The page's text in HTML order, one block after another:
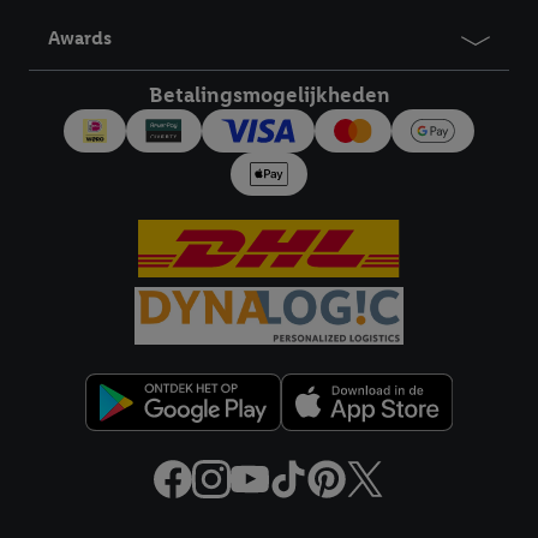
Awards
Betalingsmogelijkheden
tonen. Voor dit doel kan jouw gehashte e-mailadres ook worden
samengevoegd met andere identifiers of met identifiers die
door Criteo S.A. aan jou zijn toegewezen.
Als je hiervoor toestemming geeft, dan kunnen retargeting
advertenties worden weergegeven voor producten waarin je
eerder interesse hebt getoond (bijvoorbeeld door het product
in een winkelmandje van een online winkel te plaatsen maar het
niet te kopen). De retargeting advertenties kunnen op
verschillende eindapparaten en binnen verschillende Lidl-
diensten worden weergegeven, als verschillende eindapparaten
en Lidl-diensten, met behulp van jouw gehashte e-mailadres en
Criteo S.A. beschikt, aan jou kunnen worden toegewezen.
Onder "Aanpassen" kun je aangeven met welke cookies en
je instemt. Verder kan je er meer informatie vinden over de